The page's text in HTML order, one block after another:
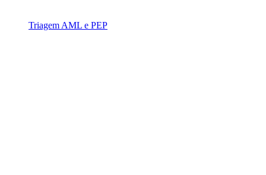
Triagem AML e PEP